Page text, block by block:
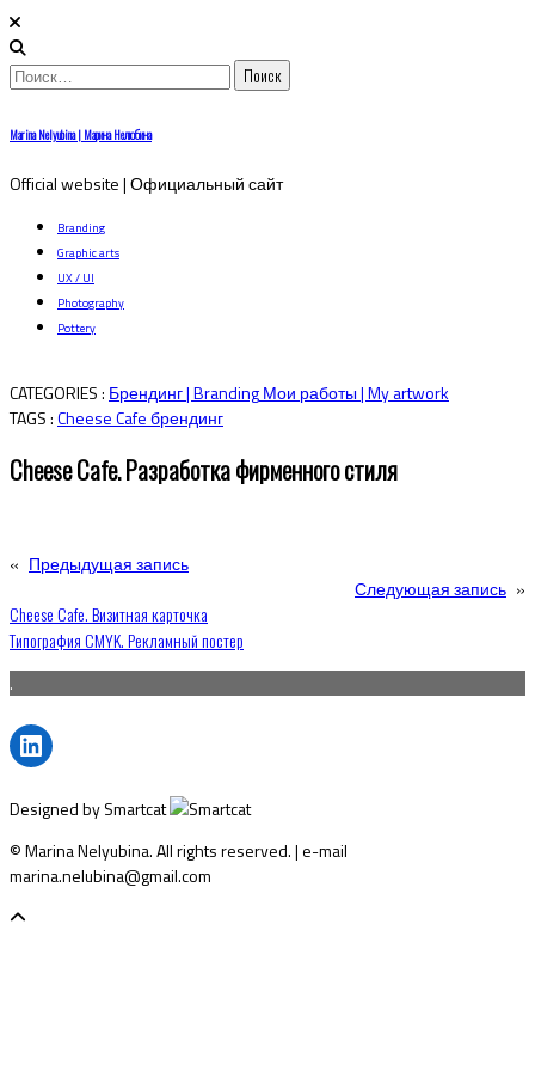
Найти:
Skip
to
content
Marina Nelyubina | Марина Нелюбина
Official website | Официальный сайт
Branding
Graphic arts
UX / UI
Photography
Pottery
CATEGORIES : Брендинг | BrandingМои работы | My artwork
TAGS :Cheese Cafeбрендинг
Cheese Cafe. Разработка фирменного стиля
« Предыдущая запись
Следующая запись »
Навигация
по
записям
Cheese Cafe. Визитная карточка
Типография CMYK. Рекламный постер
.
LinkedIn
Designed by Smartcat
© Marina Nelyubina. All rights reserved. | e-mail
marina.nelubina@gmail.com